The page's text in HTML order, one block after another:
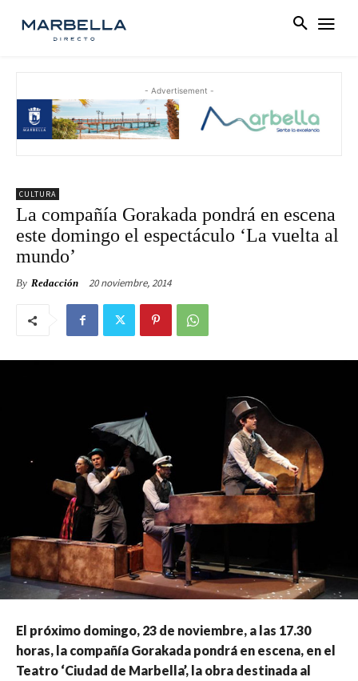
- Advertisement -
CULTURA
La compañía Gorakada pondrá en escena
este domingo el espectáculo ‘La vuelta al
mundo’
By Redacción 20 noviembre, 2014
El próximo domingo, 23 de noviembre, a las 17.30
horas, la compañía Gorakada pondrá en escena, en el
Teatro ‘Ciudad de Marbella’, la obra destinada al